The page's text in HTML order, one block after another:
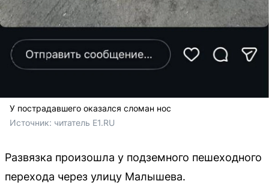
У пострадавшего оказался сломан нос
Источник: читатель E1.RU
Развязка произошла у подземного пешеходного
перехода через улицу Малышева.